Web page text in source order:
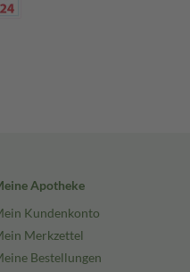
Apotheke
Kundenkonto
Merkzettel
Bestellungen